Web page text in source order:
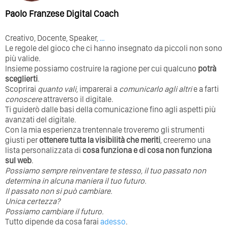
Paolo Franzese Digital Coach
Creativo, Docente, Speaker, …
Le regole del gioco che ci hanno insegnato da piccoli non sono
più valide.
Insieme possiamo costruire la ragione per cui qualcuno potrà
sceglierti.
Scoprirai quanto vali, imparerai a comunicarlo agli altrie a farti
conoscereattraverso il digitale.
Ti guiderò dalle basi della comunicazione fino agli aspetti più
avanzati del digitale.
Con la mia esperienza trentennale troveremo gli strumenti
giusti perottenere tutta la visibilità che meriti, creeremo una
lista personalizzata di cosa funziona e di cosa non funziona
sul web.
Possiamo sempre reinventare te stesso, il tuo passato non
determina in alcuna maniera il tuo futuro. ⁣
⁣Il passato non si può cambiare.
Unica certezza?
Possiamo cambiare il futuro.
Tutto dipende da cosa farai adesso.